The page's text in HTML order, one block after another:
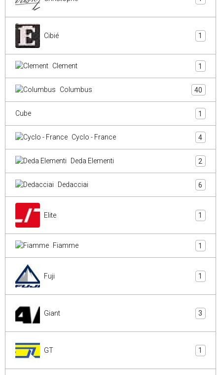
Cibié 1
Clement 1
Columbus 40
Cube 1
Cyclo - France 4
Deda Elementi 2
Dedacciai 6
Elite 1
Fiamme 1
Fuji 1
Giant 3
GT 1